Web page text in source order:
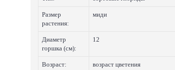
Размер
растения:
миди
Диаметр
горшка (см):
12
Возраст: возраст цветения